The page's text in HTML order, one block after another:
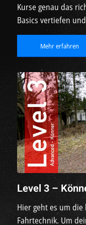
Kurse genau das
Basics vertiefen
Mehr erfahren
Level 3 –
Hier geht es um
Fahrtechnik. Um